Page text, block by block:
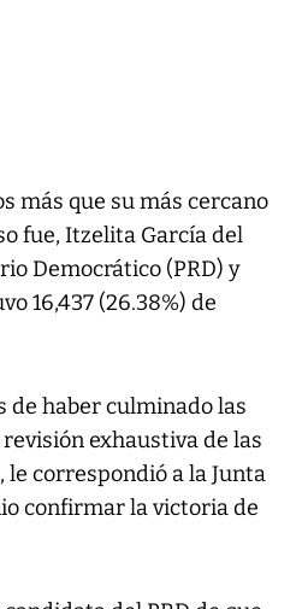
más que su más cercano
fue, Itzelita García del
Democrático (PRD) y
16,437 (26.38%) de
de haber culminado las
exhaustiva de las
correspondió a la Junta
confirmar la victoria de